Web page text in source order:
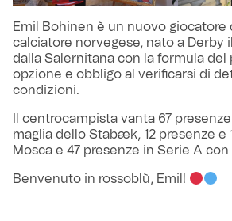
Emil Bohinen è un nuovo giocatore
calciatore norvegese, nato a Derby
dalla Salernitana con la formula del
opzione e obbligo al verificarsi di
condizioni.
Il centrocampista vanta 67
maglia dello Stabæk, 12 presenze e
Mosca e 47 presenze in Serie A
Benvenuto in rossoblù, Emil!